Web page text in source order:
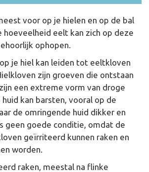
voor op je hielen en op de bal
hoeveelheid eelt kan zich op deze
ophopen.
je hiel kan leiden tot eeltkloven
zijn groeven die ontstaan
een extreme vorm van droge
huid kan barsten, vooral op de
de omringende huid dikker en
geen goede conditie, omdat de
geïrriteerd kunnen raken en
worden.
raken, meestal na flinke